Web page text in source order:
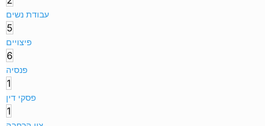
עבודת נשים
5
פיצויים
6
פנסיה
1
פסקי דין
1